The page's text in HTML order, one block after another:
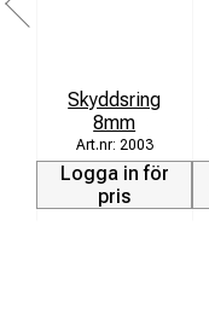
Skyddsring
8mm
2003
Logga in för
pris